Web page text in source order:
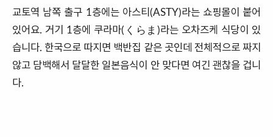
교토역 남쪽 출구 1층에는 아스티(ASTY)라는 쇼핑몰이 붙어
있어요. 거기 1층에 쿠라마(くらま)라는 오차즈케 식당이 있
습니다. 한국으로 따지면 백반집 같은 곳인데 전체적으로 짜지
않고 담백해서 달달한 일본음식이 안 맞다면 여긴 괜찮을 겁니
다.